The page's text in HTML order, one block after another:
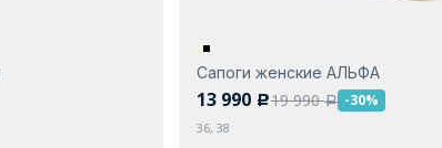
Сапоги женские АЛЬФА
13 990 c19 990a -30%
36, 38